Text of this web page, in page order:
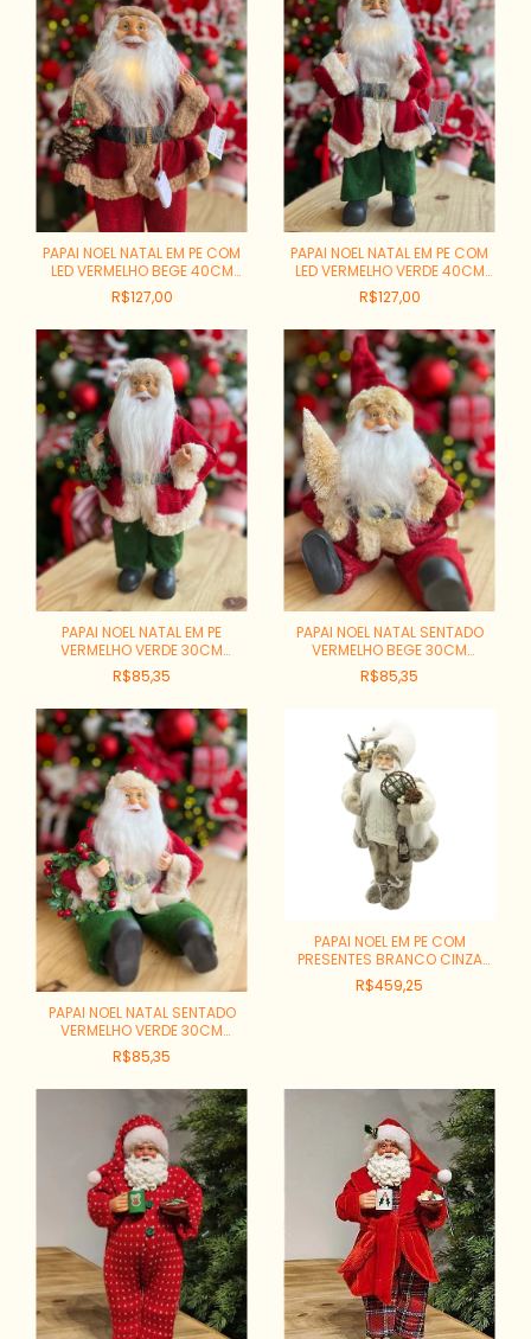
PAPAI NOEL NATAL EM PE COM
LED VERMELHO BEGE 40CM
REF:83387001
R$127,00
PAPAI NOEL NATAL EM PE COM
LED VERMELHO VERDE 40CM
REF:83386001
R$127,00
PAPAI NOEL NATAL EM PE
VERMELHO VERDE 30CM
REF:83377001
R$85,35
PAPAI NOEL NATAL SENTADO
VERMELHO BEGE 30CM
REF:83374001
R$85,35
PAPAI NOEL NATAL SENTADO
VERMELHO VERDE 30CM
REF:83378001
R$85,35
PAPAI NOEL EM PE COM
PRESENTES BRANCO CINZA
46CM REF:PN1971
R$459,25